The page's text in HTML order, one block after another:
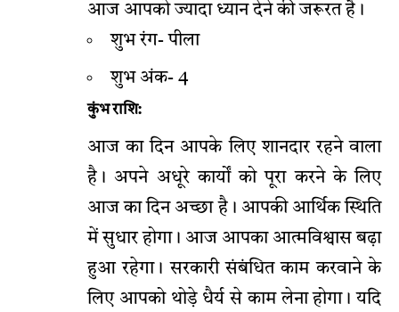
आज आपको ज्यादा ध्यान देने की जरूरत है।
शुभ रंग- पीला
शुभ अंक- 4
कुंभ राशि:
आज का दिन आपके लिए शानदार रहने वाला
है। अपने अधूरे कार्यों को पूरा करने के लिए
आज का दिन अच्छा है। आपकी आर्थिक स्थिति
में सुधार होगा। आज आपका आत्मविश्वास बढ़ा
हुआ रहेगा। सरकारी संबंधित काम करवाने के
लिए आपको थोड़े धैर्य से काम लेना होगा। यदि